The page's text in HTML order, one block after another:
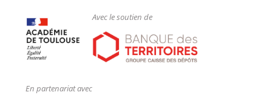
Avec le soutien de
En partenariat avec